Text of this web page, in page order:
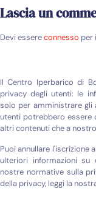
Lascia un
Devi essereconnesso per
Il Centro Iperbarico di
privacy degli utenti: le
solo per amministrare
utenti potrebbero essere
altri contenuti che a
Puoi annullare l'iscrizione
ulteriori informazioni su
nostre normative sulla
della privacy, leggi la